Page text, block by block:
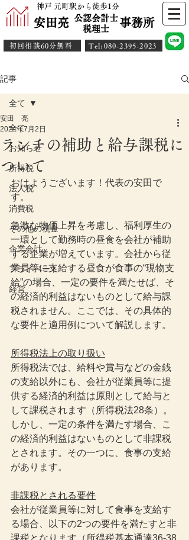
神戸 元町駅から徒歩1分
安田亮 事務所
公認会計士
​税理士
初回相談60分無料 ​Tel:080-2395-2023
記事
全て
お知らせ
所得税
法人税
消費税
その他の税金
企業会計
プライベート
経営
全て
ランチの補助と給与課税に
ついて
安田 亮
2024年7月2日
おはようございます！代表の安田で
す。
急激な物価上昇を考慮し、福利厚生の
一環として勤務時の昼食を会社が補助
する企業が増えています。会社から従
業員等に支給する昼食が食事の“現物支
給”の場合、一定の要件を満たせば、そ
の経済的利益はないものとして給与課
税されません。ここでは、その具体的
な要件と適用例について解説します。
所得税法上の取り扱い
所得税法では、給料や賞与などの金銭
の支給以外にも、会社が従業員等に提
供する経済的利益は原則として給与と
して課税されます（所得税法28条）。
しかし、一定の条件を満たす場合、こ
の経済的利益はないものとして非課税
とされます。その一つに、食事の支給
があります。
非課税とされる要件
会社が従業員等に対して食事を支給す
る場合、以下の2つの要件を満たすと非
課税となります（所得税基本通達36-38